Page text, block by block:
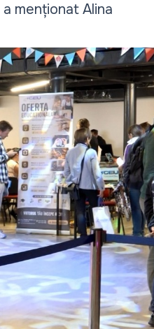
a menționat Alina